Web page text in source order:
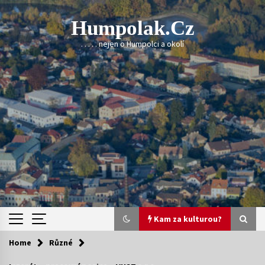
Skip
to
content
Humpolak.cz
. . . . . nejen o Humpolci a okolí
Kam za kulturou?
Kam za kulturou?
Home Různé